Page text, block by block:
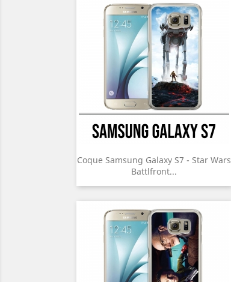
Coque Samsung Galaxy S7 - Star Wars
Battlfront...